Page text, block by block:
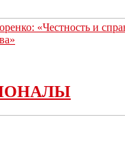
«Честность и